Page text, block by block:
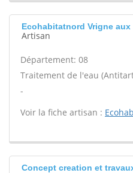
Ecohabitatnord Vrigne aux
Artisan
Département: 08
Traitement de l'eau
-
Voir la fiche artisan :
Concept creation et